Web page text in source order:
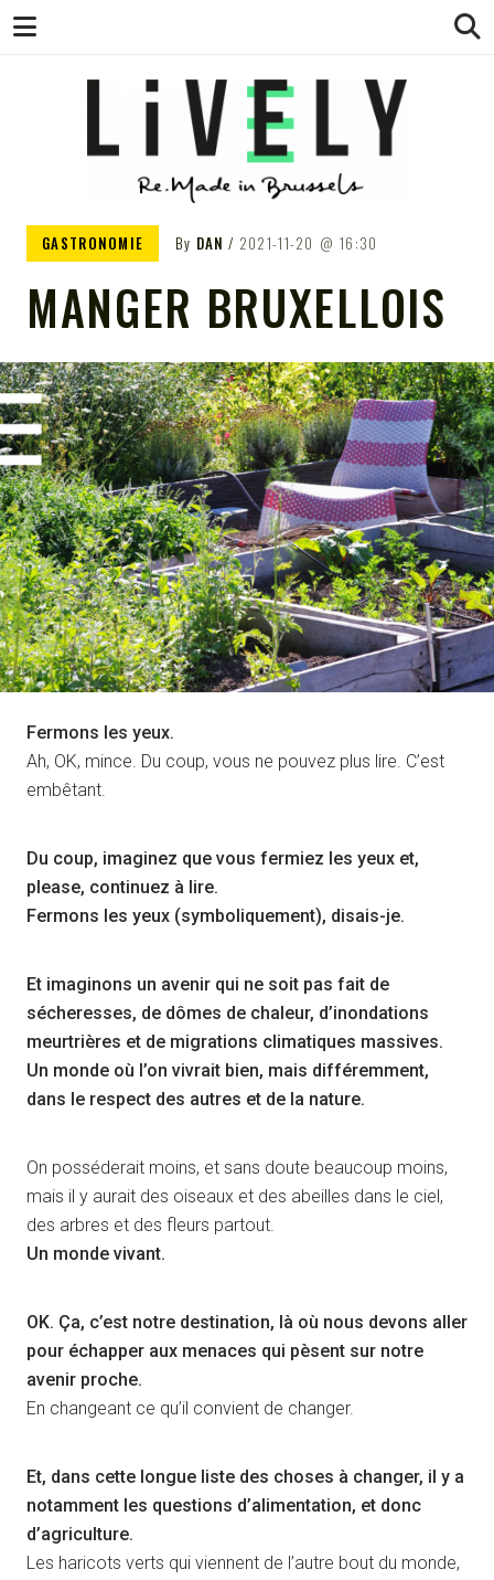
LIVELY – LE
WEBMAG DE
L'ÉCONOMIE
CIRCULAIRE
à Bruxelles, en Belgique et dans le reste
GASTRONOMIE By DAN 2021-11-20 16:30
MANGER BRUXELLOIS
Fermons les yeux.
Ah, OK, mince. Du coup, vous ne pouvez plus lire. C’est
embêtant.
Du coup, imaginez que vous fermiez les yeux et,
please, continuez à lire.
Fermons les yeux (symboliquement), disais-je.
Et imaginons un avenir qui ne soit pas fait de
sécheresses, de dômes de chaleur, d’inondations
meurtrières et de migrations climatiques massives.
Un monde où l’on vivrait bien, mais différemment,
dans le respect des autres et de la nature.
On posséderait moins, et sans doute beaucoup moins,
mais il y aurait des oiseaux et des abeilles dans le ciel,
des arbres et des fleurs partout.
Un monde vivant.
OK. Ça, c’est notre destination, là où nous devons aller
pour échapper aux menaces qui pèsent sur notre
avenir proche.
En changeant ce qu’il convient de changer.
Et, dans cette longue liste des choses à changer, il y a
notamment les questions d’alimentation, et donc
d’agriculture.
Les haricots verts qui viennent de l’autre bout du monde,